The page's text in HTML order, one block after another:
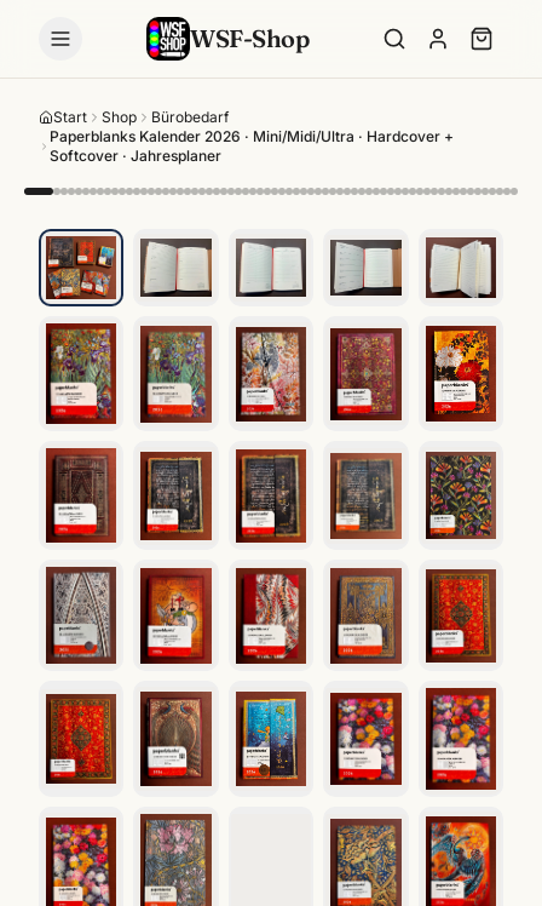
WSF-Shop
Start Shop
Bürobedarf
Paperblanks Kalender 2026 · Mini/Midi/Ultra · Hardcover +
Softcover · Jahresplaner